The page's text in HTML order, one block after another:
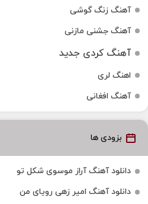
آهنگ زنگ گوشی
آهنگ جشنی مازنی
آهنگ کردی جدید
اهنگ لری
آهنگ افغانی
بزودی ها
دانلود آهنگ آراز موسوی شکل تو
دانلود آهنگ امیر زهی رویای من